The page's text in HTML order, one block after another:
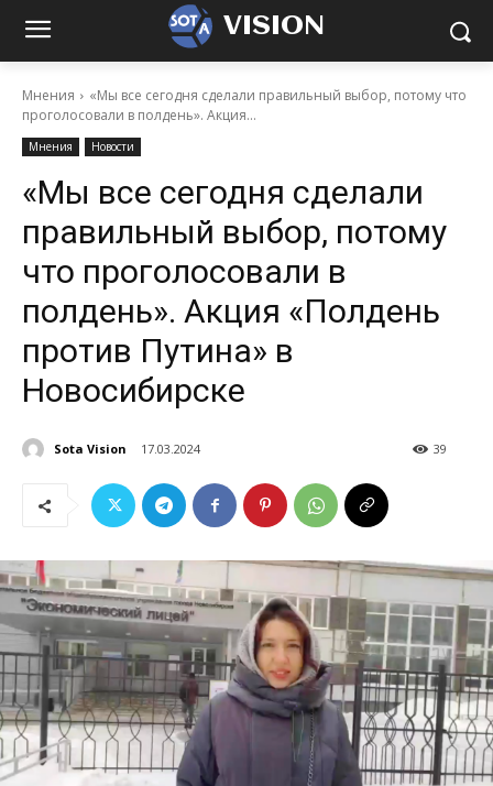
VISION
Мнения
«Мы все сегодня сделали правильный выбор, потому что
проголосовали в полдень». Акция...
Мнения Новости
«Мы все сегодня сделали
правильный выбор, потому
что проголосовали в
полдень». Акция «Полдень
против Путина» в
Новосибирске
Sota Vision 17.03.2024 39